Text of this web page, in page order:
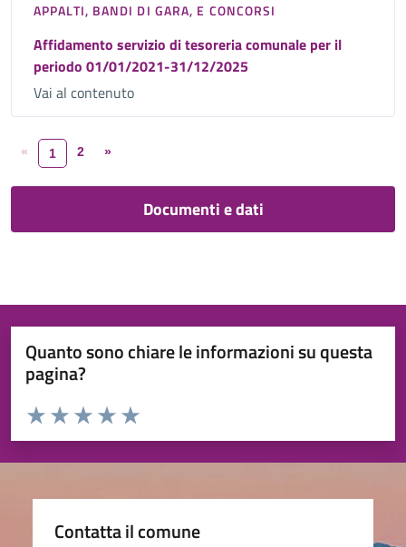
APPALTI, BANDI DI GARA, E CONCORSI
Affidamento servizio di tesoreria comunale per il
periodo 01/01/2021-31/12/2025
Vai al contenuto
« 1 2 »
Documenti e dati
Quanto sono chiare le informazioni su questa
pagina?
Valuta da 1 a 5 stelle la pagina
Valuta 5 stelle su 5
Valuta 4 stelle su 5
Valuta 3 stelle su 5
Valuta 2 stelle su 5
Valuta 1 stelle su 5
Contatta il comune